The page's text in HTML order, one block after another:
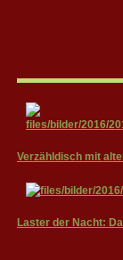
Verzähldisch mit
Laster der Nacht: